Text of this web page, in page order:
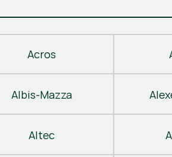
Acros
Albis-Mazza
Altec